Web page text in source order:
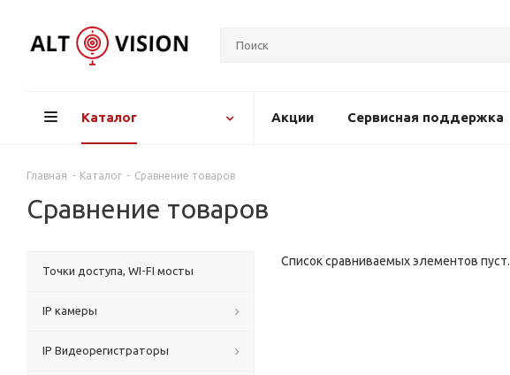
Каталог Акции Сервисная поддержка
Главная - Каталог - Сравнение товаров
Сравнение товаров
Список сравниваемых элементов пуст.
Точки доступа, WI-FI мосты
IP камеры
IP Видеорегистраторы